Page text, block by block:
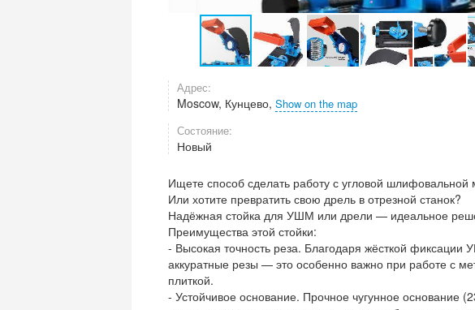
Адрес:
Moscow, Кунцево, Show on the map
Состояние:
Новый
Ищете способ сделать работу с угловой
Или хотите превратить свою дрель в отрезной станок?
Надёжная стойка для УШМ или дрели — идеальное
Преимущества этой стойки:
- Высокая точность реза. Благодаря жёсткой
аккуратные резы — это особенно важно при работе с
плиткой.
- Устойчивое основание. Прочное чугунное основание